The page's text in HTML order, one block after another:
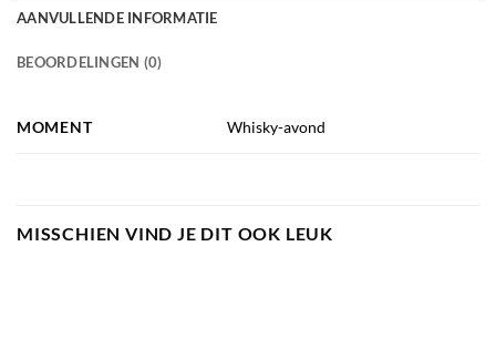
AANVULLENDE INFORMATIE
BEOORDELINGEN (0)
MOMENT Whisky-avond
MISSCHIEN VIND JE DIT OOK LEUK